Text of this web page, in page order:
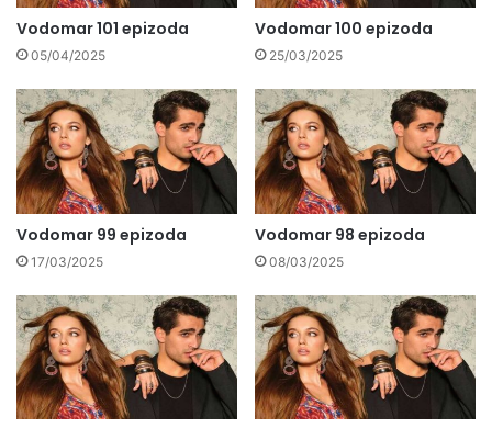
Vodomar 101 epizoda
05/04/2025
Vodomar 100 epizoda
25/03/2025
Vodomar 99 epizoda
17/03/2025
Vodomar 98 epizoda
08/03/2025